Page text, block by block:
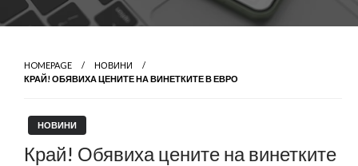
HOMEPAGE
НОВИНИ
КРАЙ! ОБЯВИХА ЦЕНИТЕ НА ВИНЕТКИТЕ В ЕВРО
НОВИНИ
Край! Обявиха цените на винетките